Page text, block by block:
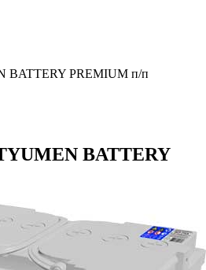
BATTERY PREMIUM п/п
BATTERY